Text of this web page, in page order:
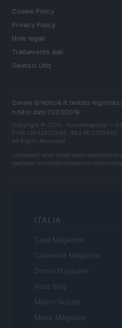
Cookie Policy
Privacy Policy
Note legali
Trattamento dati
Gestisci Utiq
Canale di Notizie.it, testata
n.68 in data 01/03/2018
Copyright © 2026 · Sportmagazine —
P.IVA 13542920965 · REA MI 2729933
All Rights Reserved
I contenuti sono curati dalla redazione
realizzati in collaborazione con autori
ITALIA
Casa Magazine
Cineverse Magazine
Donne Magazine
Food Blog
Milano Notizie
Motor Magazine